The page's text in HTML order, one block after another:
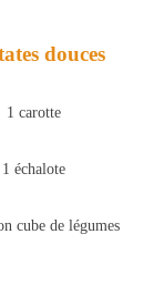
douces
1 carotte
1 échalote
cube de légumes